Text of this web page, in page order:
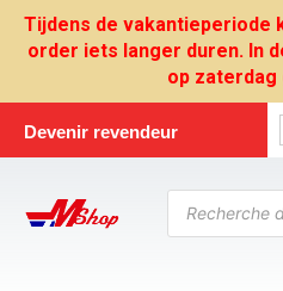
Tijdens de vakantieperiode
order iets langer duren. In
op
Devenir revendeur
Recherche